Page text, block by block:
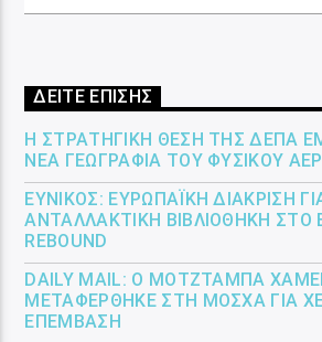
ΔΕΙΤΕ ΕΠΙΣΗΣ
Η ΣΤΡΑΤΗΓΙΚΉ ΘΈΣΗ ΤΗΣ ΔΕΠΑ
ΝΈΑ ΓΕΩΓΡΑΦΊΑ ΤΟΥ ΦΥΣΙΚΟΎ
ΕΎΝΙΚΟΣ: ΕΥΡΩΠΑΪΚΉ ΔΙΆΚΡΙΣΗ
ΑΝΤΑΛΛΑΚΤΙΚΉ ΒΙΒΛΙΟΘΉΚΗ ΣΤΟ
REBOUND
DAILY MAIL: Ο ΜΟΤΖΤΆΜΠΑ
ΜΕΤΑΦΈΡΘΗΚΕ ΣΤΗ ΜΌΣΧΑ ΓΙΑ
ΕΠΈΜΒΑΣΗ